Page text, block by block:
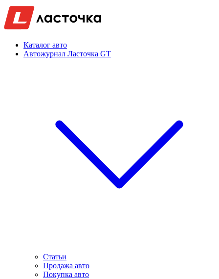
Каталог авто
Автожурнал Ласточка GT
Статьи
Продажа авто
Покупка авто